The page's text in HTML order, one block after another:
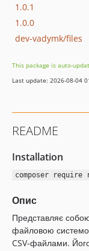
1.0.1
1.0.0
dev-vadymk/files
This package is auto-
Last update: 2026-08-04
README
Installation
composer
Опис
Представляє
файловою
CSV‑файлами.